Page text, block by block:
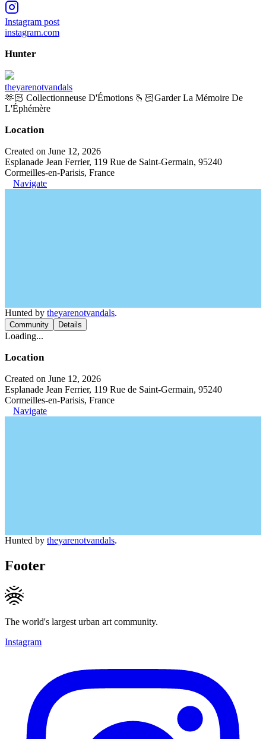
Instagram post
instagram.com
Hunter
theyarenotvandals
🫶🏻 Collectionneuse D'Émotions 🫰🏻Garder La Mémoire De
L'Éphémère
Location
Created on June 12, 2026
Esplanade Jean Ferrier, 119 Rue de Saint-Germain, 95240
Cormeilles-en-Parisis, France
Navigate
Hunted by theyarenotvandals.
Community Details
Loading...
Location
Created on June 12, 2026
Esplanade Jean Ferrier, 119 Rue de Saint-Germain, 95240
Cormeilles-en-Parisis, France
Navigate
Hunted by theyarenotvandals.
Footer
The world's largest urban art community.
Instagram